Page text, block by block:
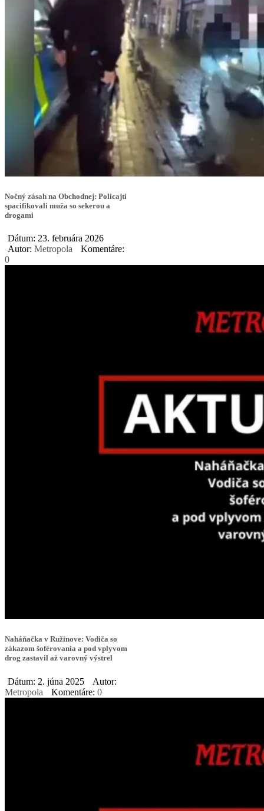
Nočný zásah na Obchodnej: Policajti
spacifikovali muža so sekerou a
drogami
Dátum: 23. februára 2026
Autor: Metropola
Komentáre:
0
Naháňačka v Ružinove: Vodiča so
zákazom šoférovania a pod vplyvom
drog zastavil až varovný výstrel
Dátum: 2. júna 2025
Autor:
Metropola
Komentáre: 0